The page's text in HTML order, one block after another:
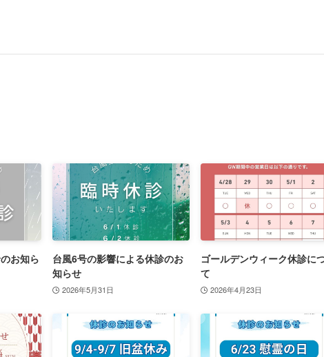
お知ら
台風6号の影響による休診のお
知らせ
2026年5月31日
ゴールデンウィーク休診に
て
2026年4月23日